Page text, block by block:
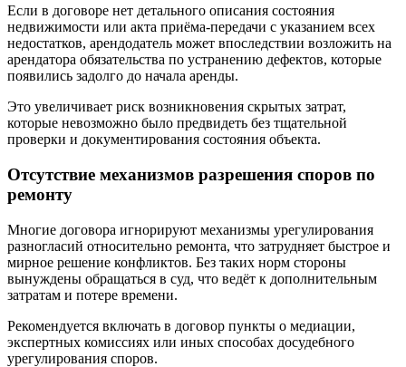
Если в договоре нет детального описания состояния
недвижимости или акта приёма-передачи с указанием всех
недостатков, арендодатель может впоследствии возложить на
арендатора обязательства по устранению дефектов, которые
появились задолго до начала аренды.
Это увеличивает риск возникновения скрытых затрат,
которые невозможно было предвидеть без тщательной
проверки и документирования состояния объекта.
Отсутствие механизмов разрешения споров по
ремонту
Многие договора игнорируют механизмы урегулирования
разногласий относительно ремонта, что затрудняет быстрое и
мирное решение конфликтов. Без таких норм стороны
вынуждены обращаться в суд, что ведёт к дополнительным
затратам и потере времени.
Рекомендуется включать в договор пункты о медиации,
экспертных комиссиях или иных способах досудебного
урегулирования споров.